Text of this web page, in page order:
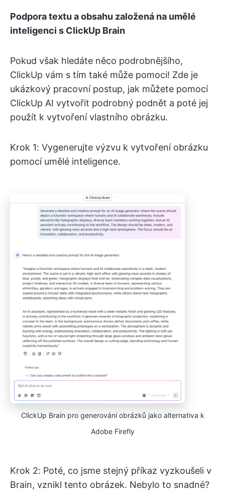
Podpora textu a obsahu založená na umělé
inteligenci s ClickUp Brain
Pokud však hledáte něco podrobnějšího,
ClickUp vám s tím také může pomoci! Zde je
ukázkový pracovní postup, jak můžete pomocí
ClickUp AI vytvořit podrobný podnět a poté jej
použít k vytvoření vlastního obrázku.
Krok 1: Vygenerujte výzvu k vytvoření obrázku
pomocí umělé inteligence.
ClickUp Brain pro generování obrázků jako alternativa k
Adobe Firefly
Krok 2: Poté, co jsme stejný příkaz vyzkoušeli v
Brain, vznikl tento obrázek. Nebylo to snadné?